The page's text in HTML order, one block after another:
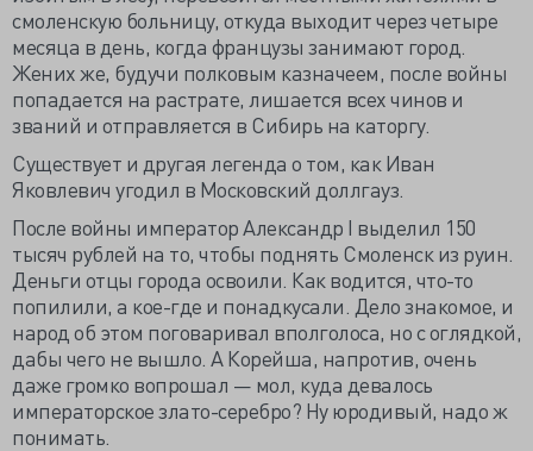
смоленскую больницу, откуда выходит через четыре
месяца в день, когда французы занимают город.
Жених же, будучи полковым казначеем, после войны
попадается на растрате, лишается всех чинов и
званий и отправляется в Сибирь на каторгу.
Существует и другая легенда о том, как Иван
Яковлевич угодил в Московский доллгауз.
После войны император Александр I выделил 150
тысяч рублей на то, чтобы поднять Смоленск из руин.
Деньги отцы города освоили. Как водится, что-то
попилили, а кое-где и понадкусали. Дело знакомое, и
народ об этом поговаривал вполголоса, но с оглядкой,
дабы чего не вышло. А Корейша, напротив, очень
даже громко вопрошал — мол, куда девалось
императорское злато-серебро? Ну юродивый, надо ж
понимать.